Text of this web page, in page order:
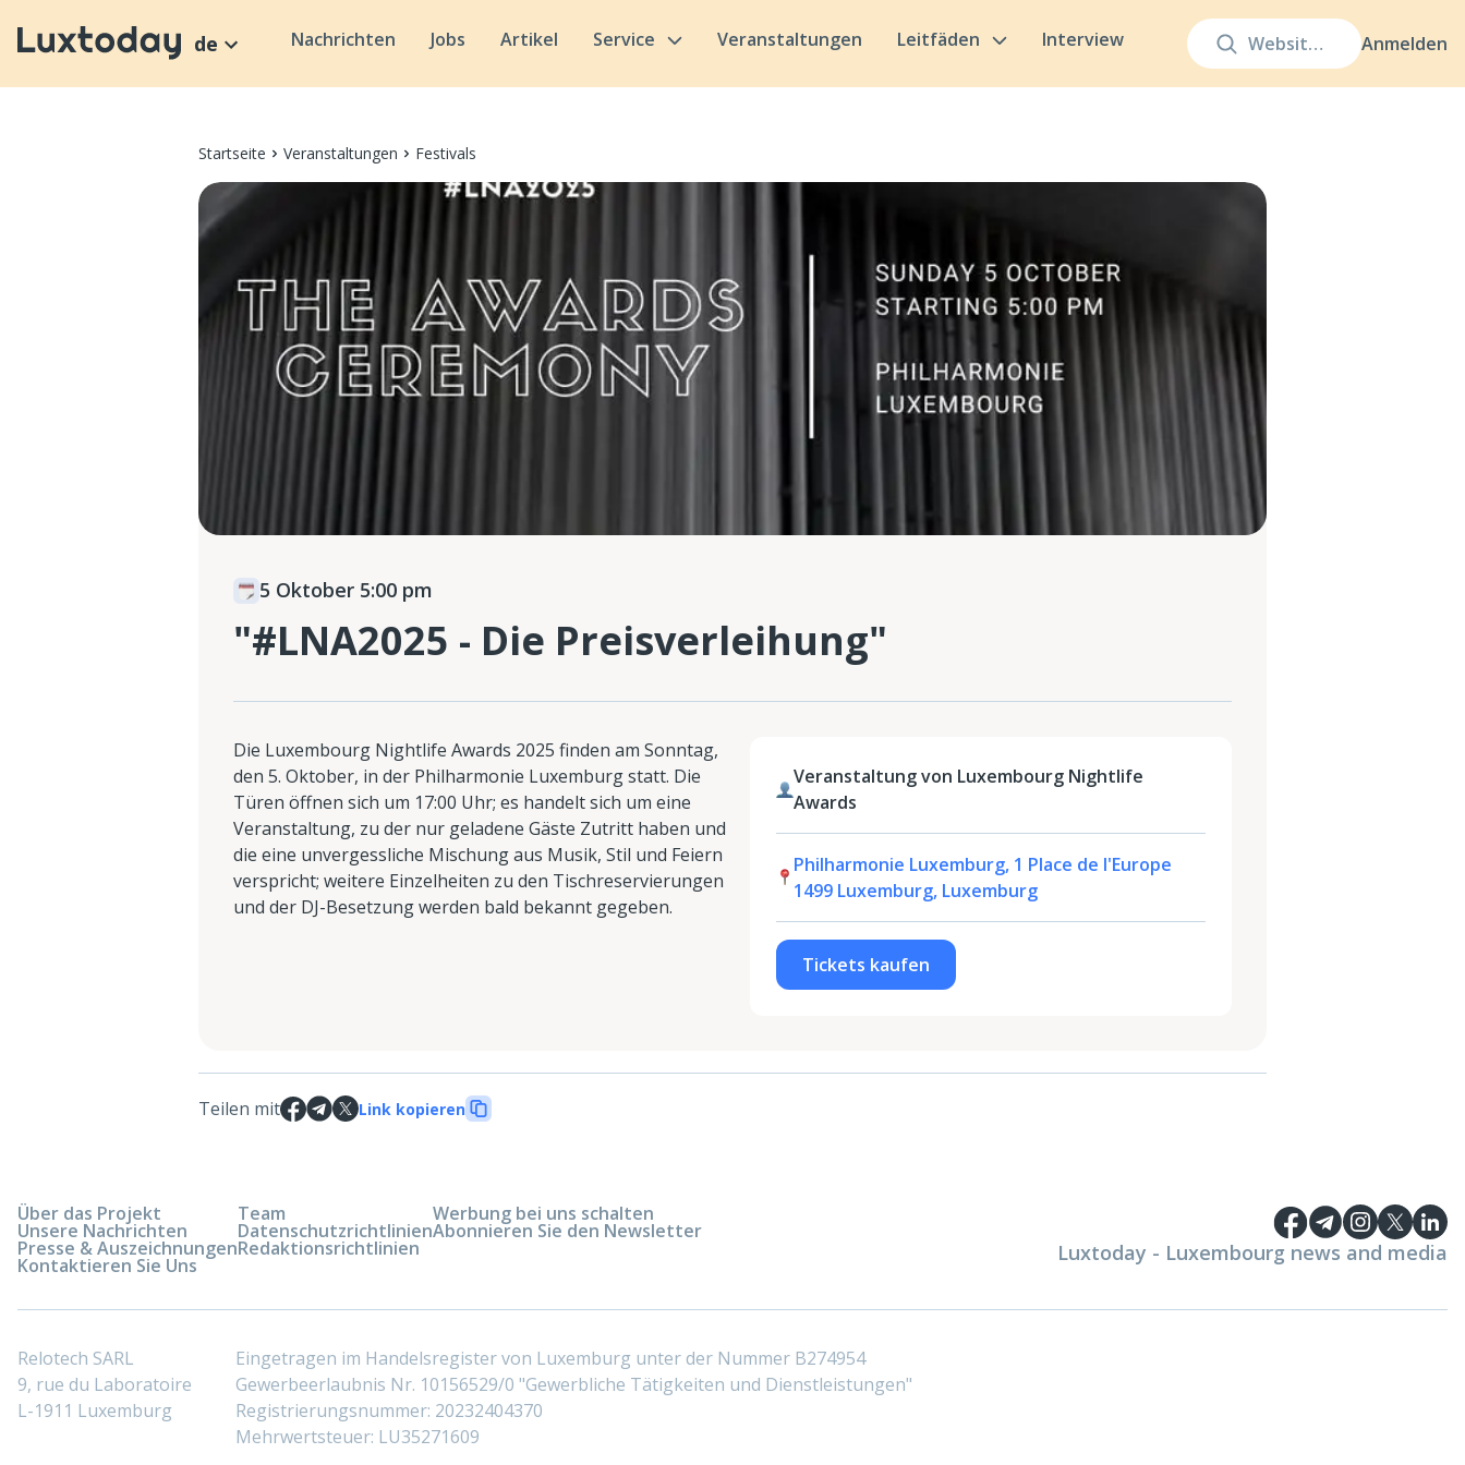
Anmelden
de Nachrichten Jobs Artikel Service Veranstaltungen Leitfäden Interview
Startseite Veranstaltungen Festivals
5 Oktober 5:00 pm
"#LNA2025 - Die Preisverleihung"
Die Luxembourg Nightlife Awards 2025 finden am Sonntag,
den 5. Oktober, in der Philharmonie Luxemburg statt. Die
Türen öffnen sich um 17:00 Uhr; es handelt sich um eine
Veranstaltung, zu der nur geladene Gäste Zutritt haben und
die eine unvergessliche Mischung aus Musik, Stil und Feiern
verspricht; weitere Einzelheiten zu den Tischreservierungen
und der DJ-Besetzung werden bald bekannt gegeben.
Veranstaltung von Luxembourg Nightlife
Awards
Philharmonie Luxemburg, 1 Place de l'Europe
1499 Luxemburg, Luxemburg
Tickets kaufen
Teilen mit Link kopieren
Über das Projekt
Unsere Nachrichten
Presse & Auszeichnungen
Kontaktieren Sie Uns
Team
Datenschutzrichtlinien
Redaktionsrichtlinien
Werbung bei uns schalten
Abonnieren Sie den Newsletter
Luxtoday - Luxembourg news and media
Relotech SARL
9, rue du Laboratoire
L-1911 Luxemburg
Eingetragen im Handelsregister von Luxemburg unter der Nummer B274954
Gewerbeerlaubnis Nr. 10156529/0 "Gewerbliche Tätigkeiten und Dienstleistungen"
Registrierungsnummer: 20232404370
Mehrwertsteuer: LU35271609